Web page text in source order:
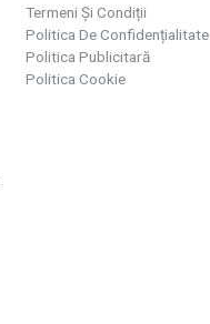
Termeni Și Condiții
Politica De Confidențialitate
Politica Publicitară
Politica Cookie